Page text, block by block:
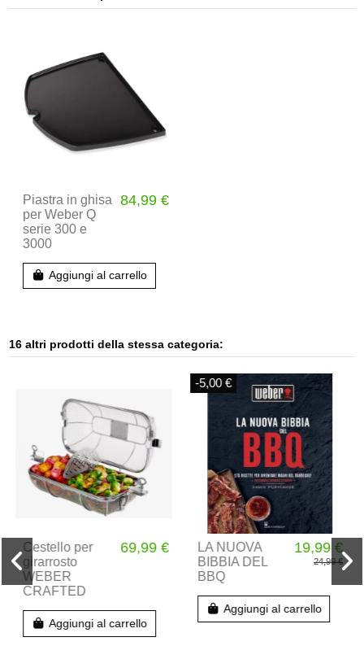
Piastra in ghisa
per Weber Q
serie 300 e
3000
84,99 €
Aggiungi al carrello
16 altri prodotti della stessa categoria:
Cestello per
girarrosto
WEBER
CRAFTED
69,99 €
Aggiungi al carrello
-5,00 €
LA NUOVA
BIBBIA DEL
BBQ
19,99 €
24,99 €
Aggiungi al carrello